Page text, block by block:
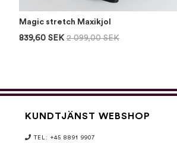
Magic stretch Maxikjol
839,60 SEK 2 099,00 SEK
KUNDTJÄNST WEBSHOP
TEL: +45 8891 9907